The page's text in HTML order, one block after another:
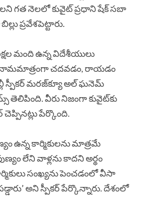
గత నెలలో కువైట్‌ ప్రధాని షేక్‌ సబా
ప్రవేశపెట్టారు.
మంది ఉన్న విదేశీయులు
నామమాత్రంగా చదవడం, రాయడం
స్పీకర్‌ మరజ్‌క్యూ అల్‌ ఘనెమ్‌
తెలిపింది. వీరు నిజంగా కువైట్‌కు
పేర్కొంది.
ఉన్న కార్మికులను మాత్రమే
లేని వాళ్లను కాదని అర్థం
సంఖ్యను పెంచడంలో వీసా
అని స్పీకర్‌ పేర్కొన్నారు. దేశంలో